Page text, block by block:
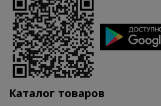
Каталог товаров